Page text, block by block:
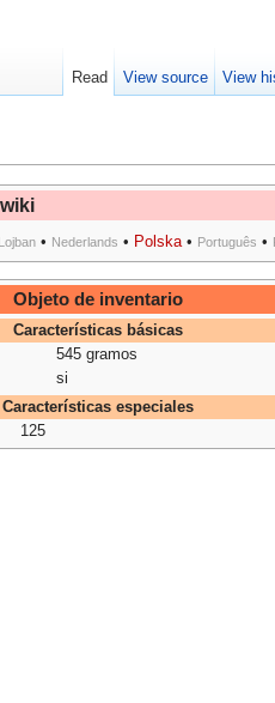
Lojban • Nederlands • Polska• Português •
Objeto de inventario
Características básicas
545 gramos
si
Características especiales
125
Read View source View